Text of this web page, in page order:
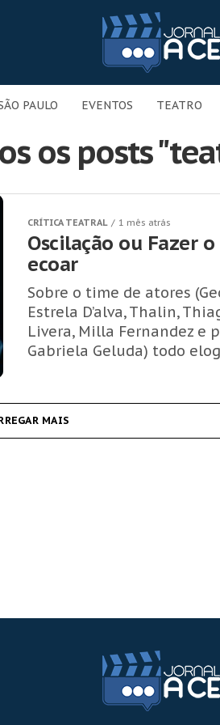
PAULO EVENTOS TEATRO
os posts
CRÍTICA TEATRAL 1 mês atrás
Oscilação ou Fazer
ecoar
Sobre o time de atores
Estrela D’alva, Thalin,
Livera, Milla Fernandez e
Gabriela Geluda) todo
MAIS